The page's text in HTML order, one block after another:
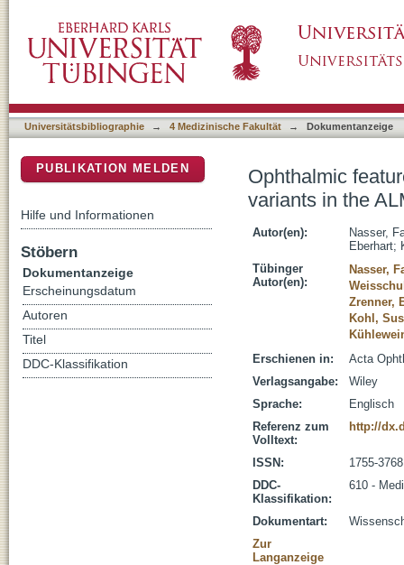
Universitätsbibliographie → 4 Medizinische Fakultät → Dokumentanzeige
Ophthalmic
variants in the
Autor(en):
Nasser,
Eberhart;
Tübinger
Autor(en):
Nasser,
Zrenner,
Kohl,
Erschienen in:
Acta
Verlagsangabe:
Wiley
Sprache:
Englisch
Referenz zum
Volltext:
http://
ISSN:
1755-3768
DDC-
Klassifikation:
610 -
Dokumentart:
Zur
Langanzeige
PUBLIKATION MELDEN
Hilfe und Informationen
Stöbern
Dokumentanzeige
Erscheinungsdatum
Autoren
Titel
DDC-Klassifikation